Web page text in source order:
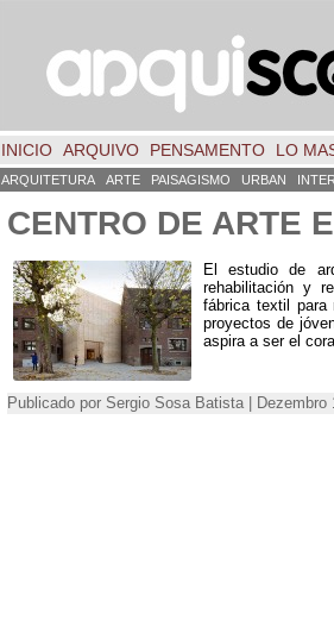
INICIO ARQUIVO PENSAMENTO LO
ARQUITETURA ARTE PAISAGISMO URBAN
CENTRO DE ARTE
El estudio de
rehabilitación y
fábrica textil para
proyectos de
aspira a ser el
Publicado por Sergio Sosa Batista | Dezembro